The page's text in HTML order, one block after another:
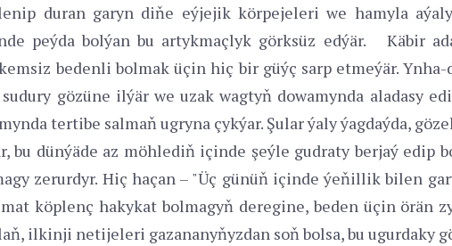
duran garyn diňe eýjejik körpejeleri we hamyla
peýda bolýan bu artykmaçlyk görksüz edýär. Käbir
bedenli bolmak üçin hiç bir güýç sarp etmeýär.
gözüne ilýär we uzak wagtyň dowamynda aladasy
tertibe salmaň ugryna çykýar. Şular ýaly ýagdaýda,
bu dünýäde az möhlediň içinde şeýle gudraty berjaý edip
zerurdyr. Hiç haçan – "Üç günüň içinde ýeňillik bilen
köplenç hakykat bolmagyň deregine, beden üçin örän
ilkinji netijeleri gazananyňyzdan soň bolsa, bu ugurdaky